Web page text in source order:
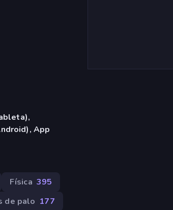
App
Física 395
de palo 177